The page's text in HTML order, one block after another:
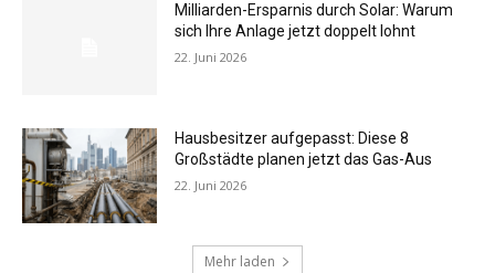
Milliarden-Ersparnis durch Solar: Warum
sich Ihre Anlage jetzt doppelt lohnt
22. Juni 2026
Hausbesitzer aufgepasst: Diese 8
Großstädte planen jetzt das Gas-Aus
22. Juni 2026
Mehr laden